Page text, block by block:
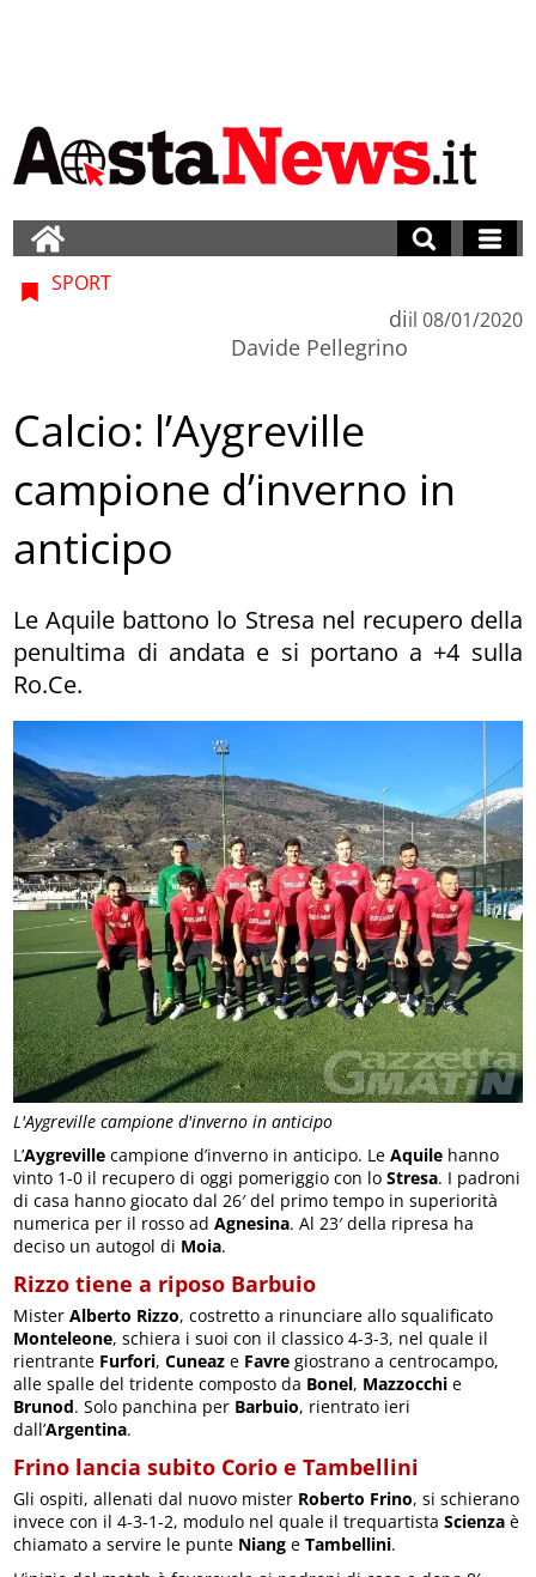
L'Aygreville campione d'inverno in anticipo
SPORT
di
Davide Pellegrino
il 08/01/2020
Calcio: l’Aygreville
campione d’inverno in
anticipo
Le Aquile battono lo Stresa nel recupero della
penultima di andata e si portano a +4 sulla
Ro.Ce.
L’Aygreville campione d’inverno in anticipo. LeAquile hanno
vinto 1-0 il recupero di oggi pomeriggio con loStresa. I padroni
di casa hanno giocato dal 26′ del primo tempo in superiorità
numerica per il rosso adAgnesina. Al 23′ della ripresa ha
deciso un autogol di Moia.
Rizzo tiene a riposo Barbuio
MisterAlberto Rizzo, costretto a rinunciare allo squalificato
Monteleone, schiera i suoi con il classico 4-3-3, nel quale il
rientrante Furfori,Cuneaz e Favre giostrano a centrocampo,
alle spalle del tridente composto da Bonel, Mazzocchi e
Brunod. Solo panchina per Barbuio, rientrato ieri
dall’Argentina.
Frino lancia subito Corio e Tambellini
Gli ospiti, allenati dal nuovo mister Roberto Frino, si schierano
invece con il 4-3-1-2, modulo nel quale il trequartistaScienza è
chiamato a servire le punte Niang e Tambellini.